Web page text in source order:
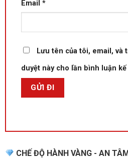
Email *
Lưu tên của tôi, email,
duyệt này cho lần bình luận
CHẾ ĐỘ HÀNH VÀNG - AN